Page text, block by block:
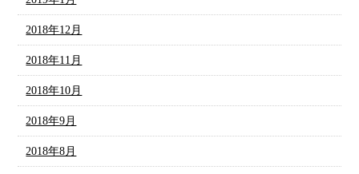
2018年12月
2018年11月
2018年10月
2018年9月
2018年8月